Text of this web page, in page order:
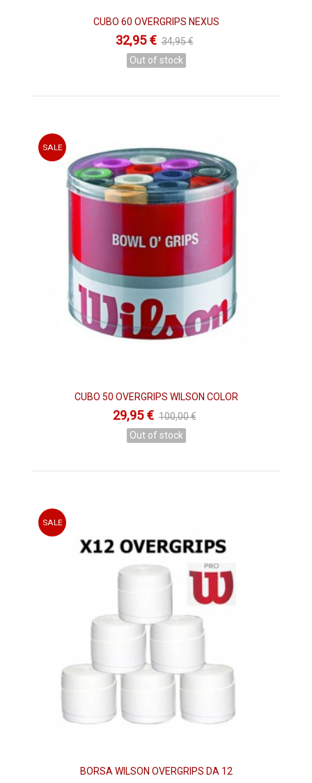
CUBO 60 OVERGRIPS NEXUS
32,95 € 34,95 €
Out of stock
SALE
CUBO 50 OVERGRIPS WILSON COLOR
29,95 € 100,00 €
Out of stock
SALE
BORSA WILSON OVERGRIPS DA 12